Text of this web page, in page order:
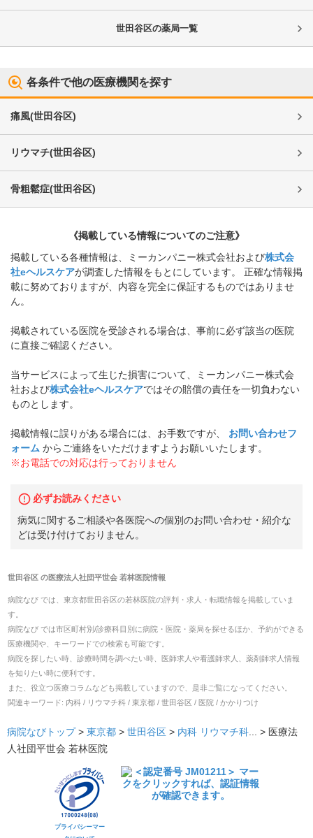
世田谷区の薬局一覧
各条件で他の医療機関を探す
痛風(世田谷区)
リウマチ(世田谷区)
骨粗鬆症(世田谷区)
《掲載している情報についてのご注意》
掲載している各種情報は、ミーカンパニー株式会社および株式会
社eヘルスケアが調査した情報をもとにしています。 正確な情報掲
載に努めておりますが、内容を完全に保証するものではありませ
ん。
掲載されている医院を受診される場合は、事前に必ず該当の医院
に直接ご確認ください。
当サービスによって生じた損害について、ミーカンパニー株式会
社および株式会社eヘルスケアではその賠償の責任を一切負わない
ものとします。
掲載情報に誤りがある場合には、お手数ですが、
お問い合わせフ
ォーム からご連絡をいただけますようお願いいたします。
※お電話での対応は行っておりません
必ずお読みください
病気に関するご相談や各医院への個別のお問い合わせ・紹介な
どは受け付けておりません。
世田谷区の医療法人社団平世会 若林医院情報
病院なび では、 東京都世田谷区の若林医院の評判・求人・転職情報を掲載していま
す。
病院なび では市区町村別/診療科目別に病院・医院・薬局を探せるほか、予約ができる
医療機関や、キーワードでの検索も可能です。
病院を探したい時、診療時間を調べたい時、医師求人や看護師求人、薬剤師求人情報
を知りたい時に便利です。
また、役立つ医療コラムなども掲載していますので、是非ご覧になってください。
関連キーワード: 内科 / リウマチ科 / 東京都 / 世田谷区 / 医院 / かかりつけ
病院なびトップ > 東京都 > 世田谷区 > 内科 リウマチ科... > 医療法
人社団平世会 若林医院
プライバシーマー